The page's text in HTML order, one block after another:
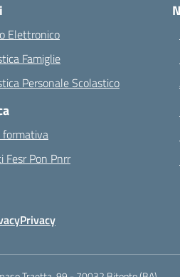
Elettronico
Famiglie
Personale Scolastico
Fesr Pon Pnrr
Privacy